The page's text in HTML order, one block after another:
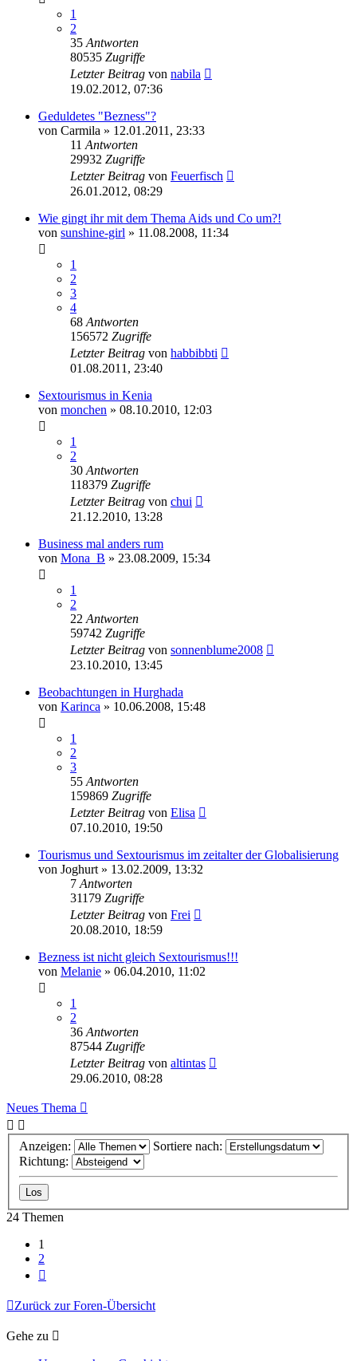
1
2
35 Antworten
80535 Zugriffe
Letzter Beitrag von nabila
19.02.2012, 07:36
Geduldetes "Bezness"?
von Carmila » 12.01.2011, 23:33
11 Antworten
29932 Zugriffe
Letzter Beitrag von Feuerfisch
26.01.2012, 08:29
Wie gingt ihr mit dem Thema Aids und Co um?!
von sunshine-girl » 11.08.2008, 11:34
1
2
3
4
68 Antworten
156572 Zugriffe
Letzter Beitrag von habbibbti
01.08.2011, 23:40
Sextourismus in Kenia
von monchen » 08.10.2010, 12:03
1
2
30 Antworten
118379 Zugriffe
Letzter Beitrag von chui
21.12.2010, 13:28
Business mal anders rum
von Mona_B » 23.08.2009, 15:34
1
2
22 Antworten
59742 Zugriffe
Letzter Beitrag von sonnenblume2008
23.10.2010, 13:45
Beobachtungen in Hurghada
von Karinca » 10.06.2008, 15:48
1
2
3
55 Antworten
159869 Zugriffe
Letzter Beitrag von Elisa
07.10.2010, 19:50
Tourismus und Sextourismus im zeitalter der Globalisierung
von Joghurt » 13.02.2009, 13:32
7 Antworten
31179 Zugriffe
Letzter Beitrag von Frei
20.08.2010, 18:59
Bezness ist nicht gleich Sextourismus!!!
von Melanie » 06.04.2010, 11:02
1
2
36 Antworten
87544 Zugriffe
Letzter Beitrag von altintas
29.06.2010, 08:28
Neues Thema
Anzeigen:
Sortiere nach:
Richtung:
24 Themen
1
2
Zurück zur Foren-Übersicht
Gehe zu